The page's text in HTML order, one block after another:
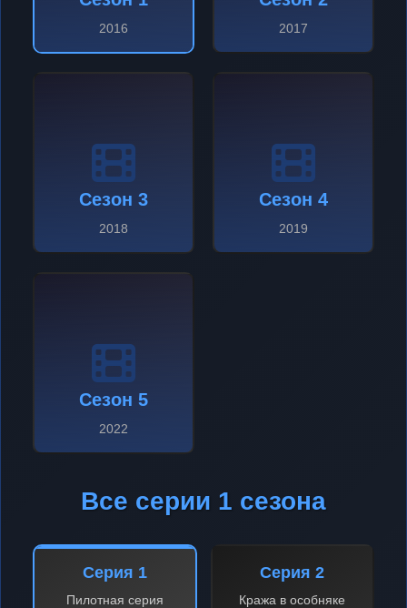
2016 2017
Сезон 3
2018
Сезон 4
2019
Сезон 5
2022
Все серии 1 сезона
Серия 1
Пилотная серия
Серия 2
Кража в особняке